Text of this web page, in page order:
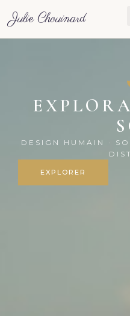
Julie Chouinard
DESIGN HUMAIN ·
EXPLORER